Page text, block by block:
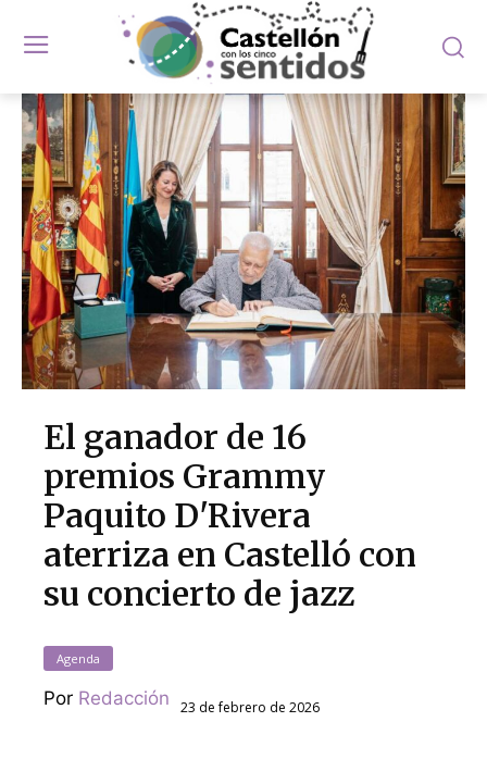
El ganador de 16
premios Grammy
Paquito D'Rivera
aterriza en Castelló con
su concierto de jazz
Agenda
Por Redacción 23 de febrero de 2026